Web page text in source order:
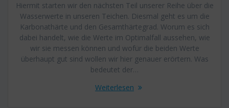
Hiermit starten wir den nächsten Teil unserer Reihe über die
Wasserwerte in unseren Teichen. Diesmal geht es um die
Karbonathärte und den Gesamthärtegrad. Worum es sich
dabei handelt, wie die Werte im Optimalfall aussehen, wie
wir sie messen können und wofür die beiden Werte
überhaupt gut sind wollen wir hier genauer erörtern. Was
bedeutet der…
Weiterlesen